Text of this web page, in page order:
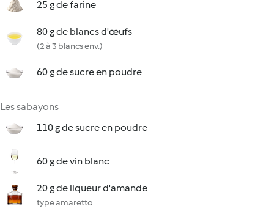
25 g de farine
80 g de blancs d'œufs
(2 à 3 blancs env.)
60 g de sucre en poudre
Les sabayons
110 g de sucre en poudre
60 g de vin blanc
20 g de liqueur d'amande
type amaretto